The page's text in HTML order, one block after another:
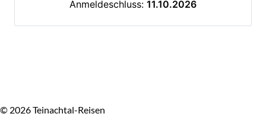
Anmeldeschluss: 11.10.2026
© 2026 Teinachtal-Reisen